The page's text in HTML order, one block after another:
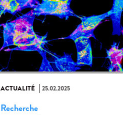
ACTUALITÉ 25.02.2025
Recherche